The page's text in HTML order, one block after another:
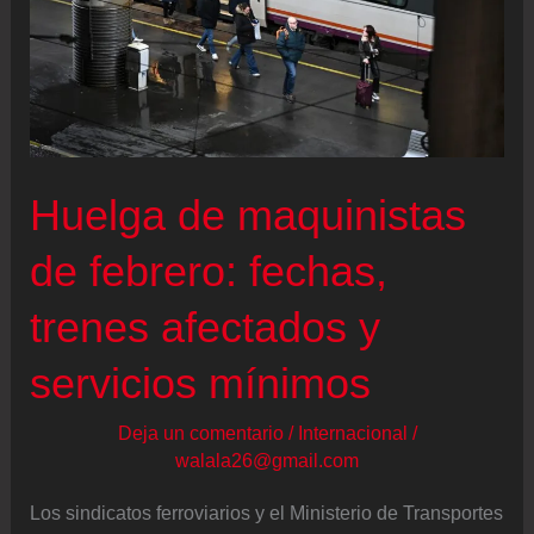
Huelga de maquinistas
de febrero: fechas,
trenes afectados y
servicios mínimos
Deja un comentario / Internacional /
walala26@gmail.com
Los sindicatos ferroviarios y el Ministerio de Transportes